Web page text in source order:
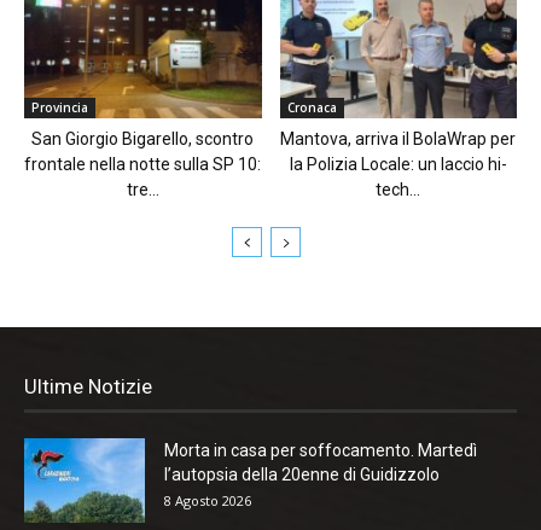
Provincia
San Giorgio Bigarello, scontro
frontale nella notte sulla SP 10:
tre...
Cronaca
Mantova, arriva il BolaWrap per
la Polizia Locale: un laccio hi-
tech...
Ultime Notizie
Morta in casa per soffocamento. Martedì
l’autopsia della 20enne di Guidizzolo
8 Agosto 2026